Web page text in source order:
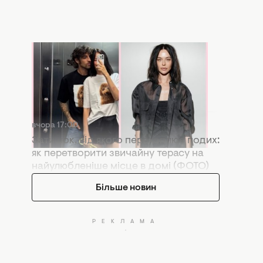
вчора 17:57
Копія колишньої: у Мережі активно
порівнюють нову дівчину Дантеса з
Дорофєєвою (ФОТО)
вчора 17:00
Затишок, від якого перехоплює подих:
як перетворити звичайну терасу на
найулюбленіше місце в домі (ФОТО)
Більше новин